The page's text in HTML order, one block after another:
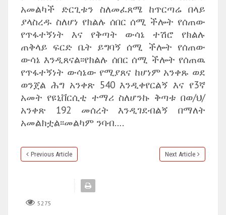
አመልካች ድርጊቱን ስለመፈጸሜ ከጥርጣሬ በላይ
ያላስረዱ ስለሆነ የክልሉ ሰበር ሰሚ ችሎት የሰጠው
የጥፋተኝነት እና የቅጣት ውሳኔ ተሽሮ የክልሉ
ጠቅላይ ፍርድ ቤት ይግባኝ ሰሚ ችሎት የሰጠው
ውሳኔ እንዲጸናል፡፡የክልሉ ሰበር ሰሚ ችሎት የሰጠዉ
የጥፋተኝነት ውሳኔው የሚያጸና ከሆነም አንቀጹ ወደ
ወንጀል ሕግ አንቀጽ 540 እንዲቀየርልኝ እና የ3ኛ
አመት የዩኒቨርሲቲ ተማሪ ስለሆንኩ ቅጣቱ በወ/ህ/
አንቀጽ 192 መሰረት እንዲገደብልኝ በማለት
አመልክቷል፡፡መልካም ንባብ….
Previous Article Next Article
5275